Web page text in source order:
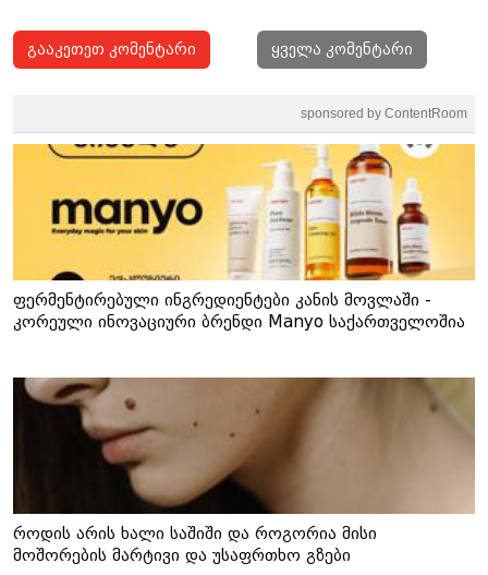
გააკეთეთ კომენტარი ყველა კომენტარი
sponsored by ContentRoom
ფერმენტირებული ინგრედიენტები კანის მოვლაში -
კორეული ინოვაციური ბრენდი Manyo საქართველოშია
როდის არის ხალი საშიში და როგორია მისი
მოშორების მარტივი და უსაფრთხო გზები